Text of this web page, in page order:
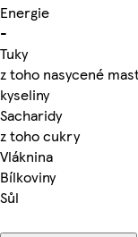
Energie
-
Tuky
z toho nasycené
kyseliny
Sacharidy
z toho cukry
Vláknina
Bílkoviny
Sůl